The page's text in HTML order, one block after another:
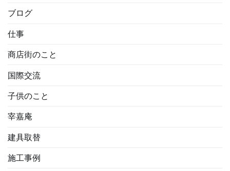
ブログ
仕事
商店街のこと
国際交流
子供のこと
宰嘉庵
建具取替
施工事例